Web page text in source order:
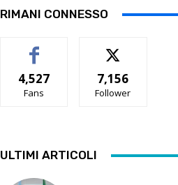
RIMANI CONNESSO
4,527
Fans
7,156
Follower
ULTIMI ARTICOLI